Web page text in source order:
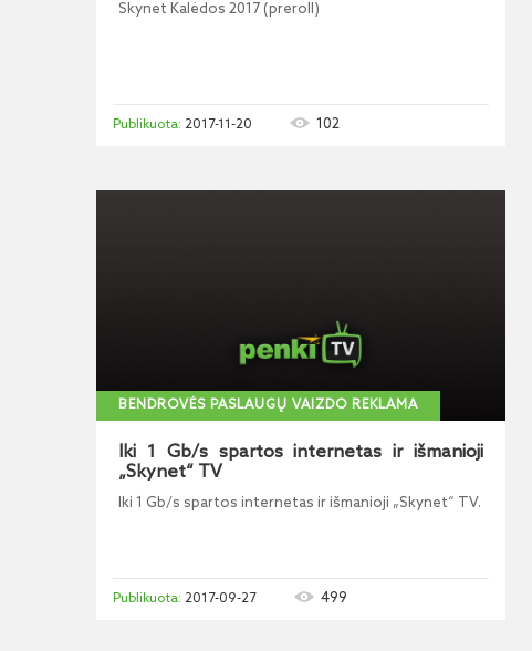
Skynet Kalėdos 2017 (preroll)
2017-11-20 102
BENDROVĖS PASLAUGŲ VAIZDO REKLAMA
Iki 1 Gb/s spartos internetas ir išmanioji
„Skynet“ TV
Iki 1 Gb/s spartos internetas ir išmanioji „Skynet“ TV.
2017-09-27 499